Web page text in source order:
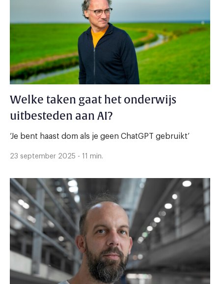
Welke taken gaat het onderwijs
uitbesteden aan AI?
‘Je bent haast dom als je geen ChatGPT gebruikt’
23 september 2025 - 11 min.